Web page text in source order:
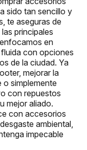
sido tan sencillo y
te aseguras de
principales
en
con opciones
de la ciudad. Ya
mejorar la
o simplemente
con repuestos
mejor aliado.
con accesorios
ambiental,
impecable